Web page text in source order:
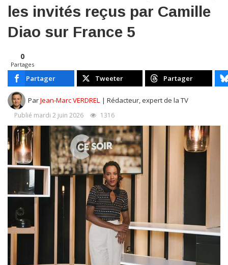
les invités reçus par Camille
Diao sur France 5
0
Partages
Partager Tweeter Partager
ParJean-Marc VERDREL | Rédacteur, expert de la TV
Publié mardi 2 juin 2026 1316